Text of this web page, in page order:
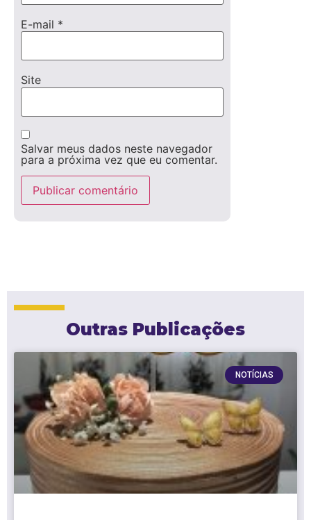
E-mail *
Site
Salvar meus dados neste navegador
para a próxima vez que eu comentar.
Outras Publicações
NOTÍCIAS